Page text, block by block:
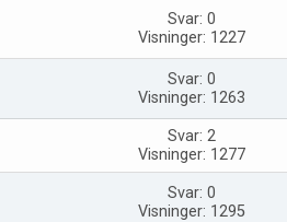
Svar: 0
Visninger: 1227
Svar: 0
Visninger: 1263
Svar: 2
Visninger: 1277
Svar: 0
Visninger: 1295